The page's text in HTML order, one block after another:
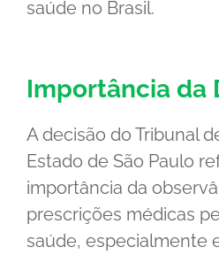
saúde no Brasil.
Importância da
A decisão do Tribunal
Estado de São Paulo
importância da
prescrições médicas
saúde, especialmente